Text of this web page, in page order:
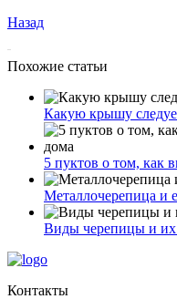
Назад
Похожие статьи
Какую крышу
5 пуктов о том, как
Металлочерепица и
Виды черепицы и их
Контакты